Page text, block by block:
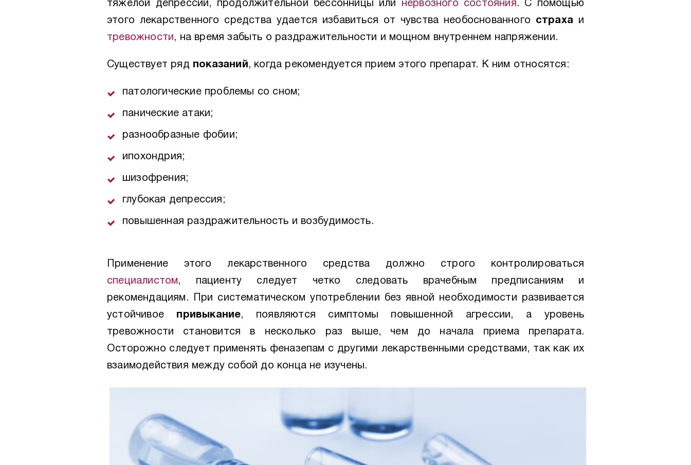
тяжелой депрессии, продолжительной бессонницы или нервозного состояния. С помощью
этого лекарственного средства удается избавиться от чувства необоснованного страха и
тревожности, на время забыть о раздражительности и мощном внутреннем напряжении.
Существует ряд показаний, когда рекомендуется прием этого препарат. К ним относятся:
патологические проблемы со сном;
панические атаки;
разнообразные фобии;
ипохондрия;
шизофрения;
глубокая депрессия;
повышенная раздражительность и возбудимость.
Применение этого лекарственного средства должно строго контролироваться
специалистом, пациенту следует четко следовать врачебным предписаниям и
рекомендациям. При систематическом употреблении без явной необходимости развивается
устойчивое привыкание, появляются симптомы повышенной агрессии, а уровень
тревожности становится в несколько раз выше, чем до начала приема препарата.
Осторожно следует применять феназепам с другими лекарственными средствами, так как их
взаимодействия между собой до конца не изучены.